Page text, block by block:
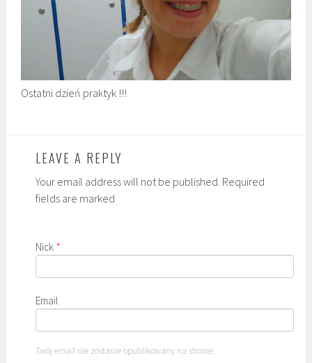
Ostatni dzień praktyk !!!
LEAVE A REPLY
Your email address will not be published. Required
fields are marked
Nick *
Email
Twój email nie zostanie opublikowany na stronie.